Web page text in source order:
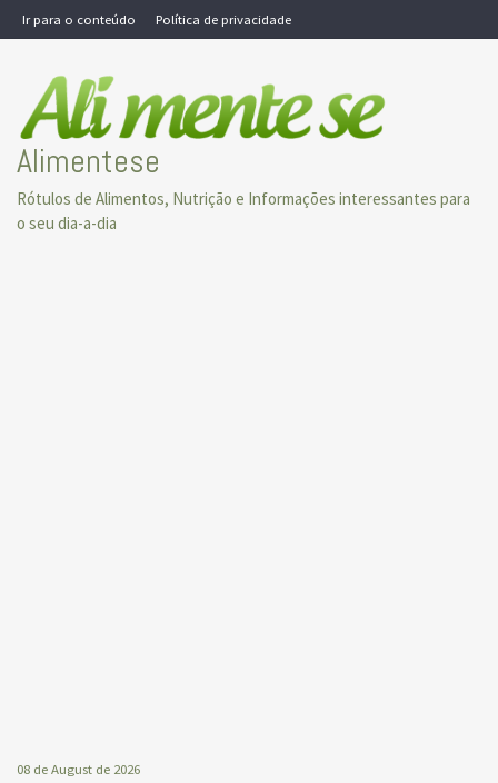
Skip
to
Ir para o conteúdo Política de privacidade
Alimentese
Rótulos de Alimentos, Nutrição e Informações interessantes para
o seu dia-a-dia
08 de August de 2026